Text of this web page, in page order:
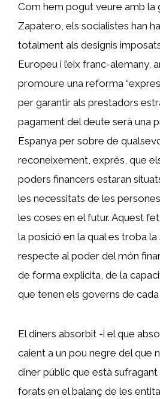
Com hem pogut veure amb la
Zapatero, els socialistes han
totalment als designis
Europeu i l’eix franc-alemany,
promoure una reforma
per garantir als prestadors
pagament del deute serà una
Espanya per sobre de
reconeixement, exprés, que
poders financers estaran
les necessitats de les
les coses en el futur. Aquest
la posició en la qual es troba la
respecte al poder del món
de forma explicita, de la
que tenen els governs de cada
El diners absorbit -i el que
caient a un pou negre del que
diner públic que està
forats en el balanç de les